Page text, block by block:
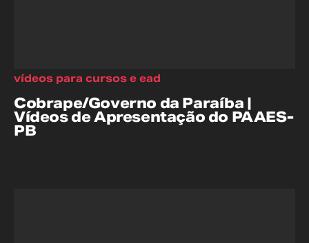
Cobrape/Governo da Paraíba |
Vídeos de Apresentação do PAAES-
PB
vídeos para cursos e ead